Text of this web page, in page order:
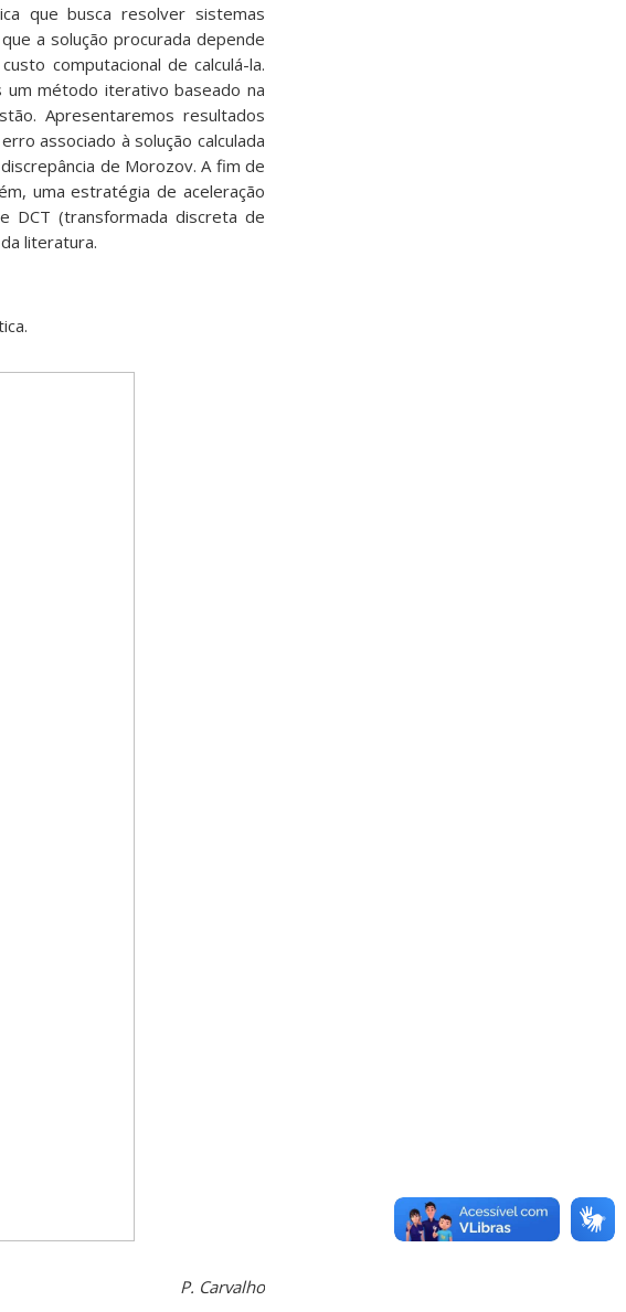
que busca resolver sistemas
a solução procurada depende
computacional de calculá-la.
um método iterativo baseado na
Apresentaremos resultados
associado à solução calculada
de Morozov. A fim de
uma estratégia de aceleração
DCT (transformada discreta de
literatura.
P. Carvalho